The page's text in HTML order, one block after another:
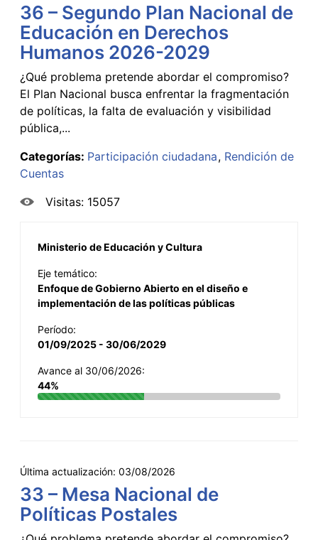
36 – Segundo Plan Nacional de
Educación en Derechos
Humanos 2026-2029
¿Qué problema pretende abordar el compromiso?
El Plan Nacional busca enfrentar la fragmentación
de políticas, la falta de evaluación y visibilidad
pública,...
Categorías: Participación ciudadana Rendición de
Cuentas
Visitas: 15057
Ministerio de Educación y Cultura
Eje temático:
Enfoque de Gobierno Abierto en el diseño e
implementación de las políticas públicas
Período:
01/09/2025 - 30/06/2029
Avance al 30/06/2026:
44%
Última actualización: 03/08/2026
33 – Mesa Nacional de
Políticas Postales